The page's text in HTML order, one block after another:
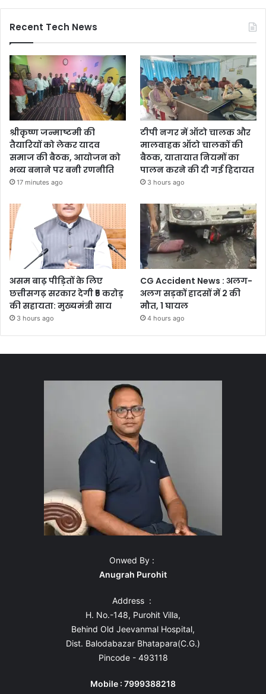
Recent Tech News
श्रीकृष्ण जन्माष्टमी की
तैयारियों को लेकर यादव
समाज की बैठक, आयोजन को
भव्य बनाने पर बनी रणनीति
17 minutes ago
टीपी नगर में ऑटो चालक और
मालवाहक ऑटो चालकों की
बैठक, यातायात नियमों का
पालन करने की दी गई हिदायत
3 hours ago
असम बाढ़ पीड़ितों के लिए
छत्तीसगढ़ सरकार देगी ₹5 करोड़
की सहायता: मुख्यमंत्री साय
3 hours ago
CG Accident News : अलग-
अलग सड़कों हादसों में 2 की
मौत, 1 घायल
4 hours ago
Onwed By :
Anugrah Purohit
Address :
H. No.-148, Purohit Villa,
Behind Old Jeevanmal Hospital,
Dist. Balodabazar Bhatapara(C.G.)
Pincode - 493118
Mobile : 7999388218